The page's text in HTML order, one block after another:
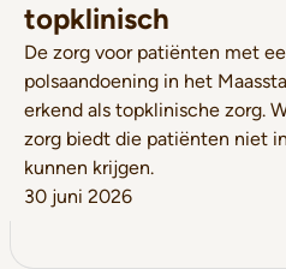
topklinisch
De zorg voor patiënten met
polsaandoening in het
erkend als topklinische zorg.
zorg biedt die patiënten niet
kunnen krijgen.
30 juni 2026